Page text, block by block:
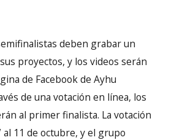
deben grabar un
proyectos, y los videos serán
de Facebook de Ayhu
de una votación en línea, los
al primer finalista. La votación
11 de octubre, y el grupo